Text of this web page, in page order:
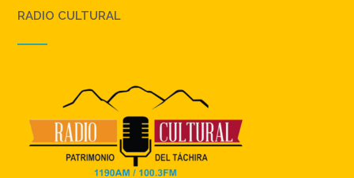
RADIO CULTURAL